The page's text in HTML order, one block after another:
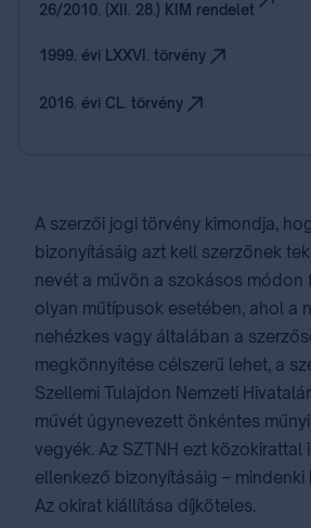
26/2010. (XII. 28.) KIM rendelet
1999. évi LXXVI. törvény
2016. évi CL. törvény
A szerzői jogi törvény kimondja,
bizonyításáig azt kell szerzőnek
nevét a művön a szokásos módon
olyan műtípusok esetében, ahol a
nehézkes vagy általában a
megkönnyítése célszerű lehet, a
Szellemi Tulajdon Nemzeti
művét úgynevezett önkéntes
vegyék. Az SZTNH ezt közokirattal
ellenkező bizonyításáig –
Az okirat kiállítása díjköteles.